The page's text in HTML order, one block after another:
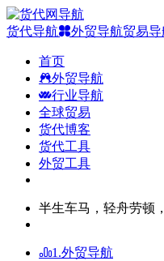
货代导航 外贸导航贸易导
首页
外贸导航
行业导航
全球贸易
货代博客
货代工具
外贸工具
半生车马，轻舟劳顿
1.外贸导航